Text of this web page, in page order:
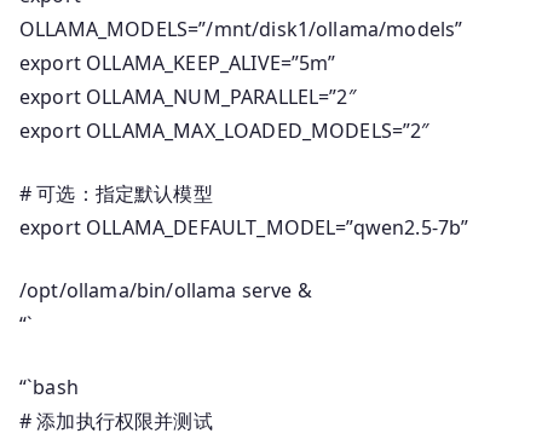
OLLAMA_MODELS=”/mnt/disk1/ollama/models”
export OLLAMA_KEEP_ALIVE=”5m”
export OLLAMA_NUM_PARALLEL=”2″
export OLLAMA_MAX_LOADED_MODELS=”2″
# 可选：指定默认模型
export OLLAMA_DEFAULT_MODEL=”qwen2.5-7b”
/opt/ollama/bin/ollama serve &
“`
“`bash
# 添加执行权限并测试